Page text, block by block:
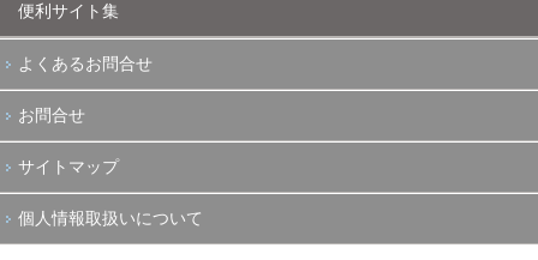
便利サイト集
よくあるお問合せ
お問合せ
サイトマップ
個人情報取扱いについて